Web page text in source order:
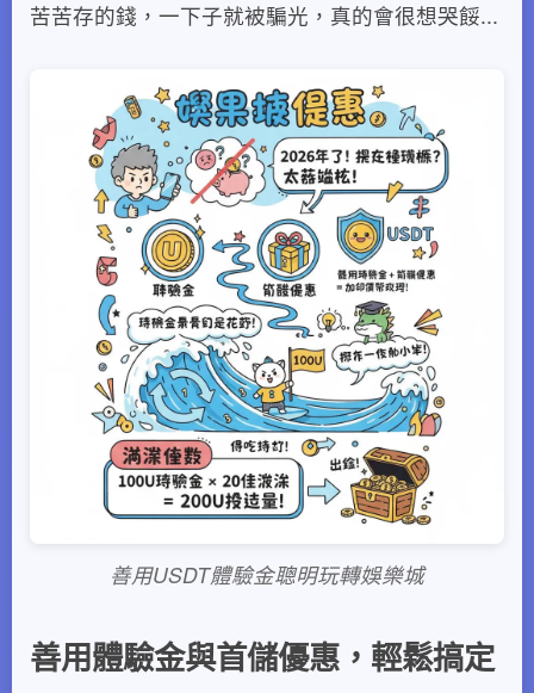
苦苦存的錢，一下子就被騙光，真的會很想哭餒...
善用USDT體驗金聰明玩轉娛樂城
善用體驗金與首儲優惠，輕鬆搞定